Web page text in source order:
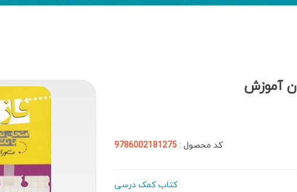
آموزش
کد محصول : 9786002181275
کتاب کمک درسی